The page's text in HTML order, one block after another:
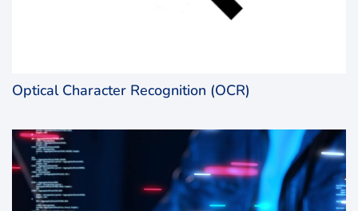
Optical Character Recognition (OCR)